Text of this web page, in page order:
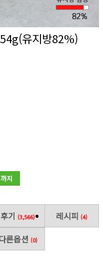
유지방82%)
지
후기 (3,566) 레시피 (4)
른옵션 (0)